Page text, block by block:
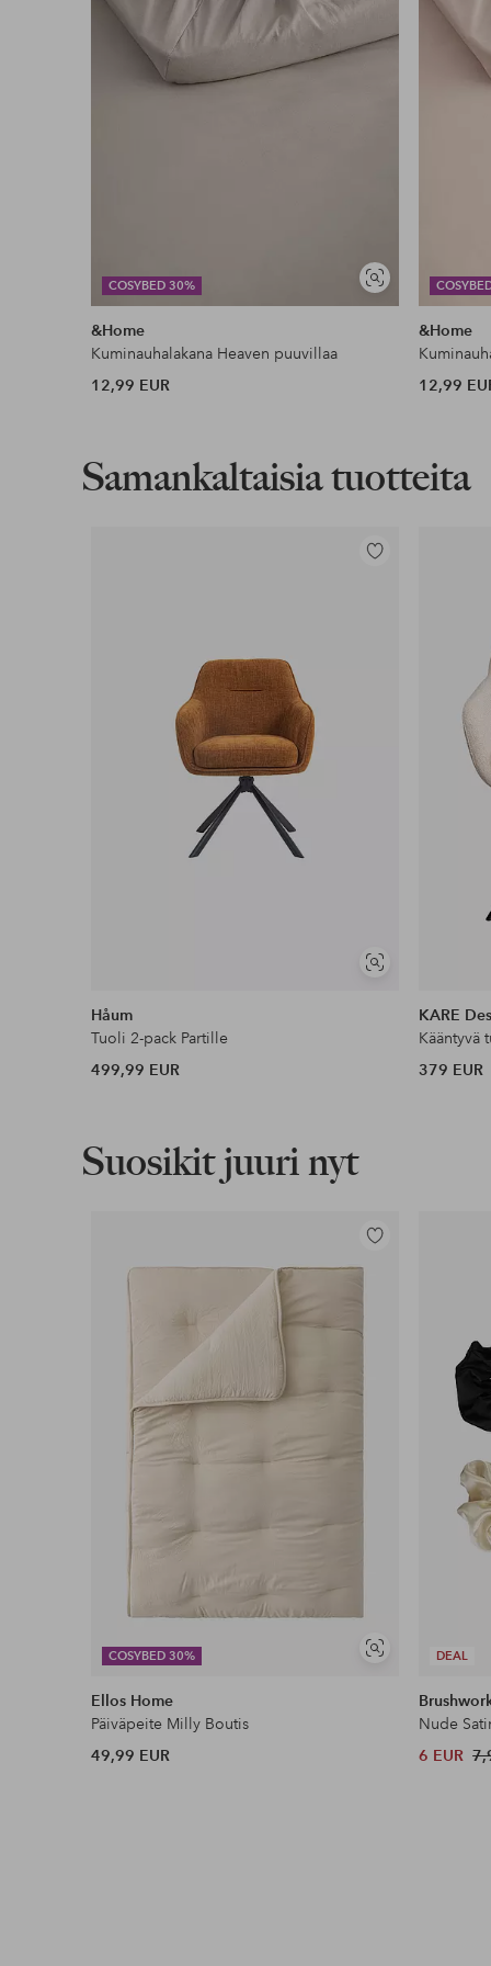
Lasku & Tili
Edullisimmat maksutapamme
COSYBED 30%
Näytä
samankaltaisia
&Home
Kuminauhalakana Heaven puuvillaa
12,99 EUR
&Home
12,99
Samankaltaisia tuotteita
Näytä
Lisää
Håum
Tuoli 2-pack Partille
499,99 EUR
KARE
Kääntyvä
379 EUR
Suosikit juuri nyt
COSYBED 30%
Näytä
Lisää
suosikkeihin
Ellos Home
Päiväpeite Milly Boutis
49,99 EUR
DEAL
Nude
6 EUR